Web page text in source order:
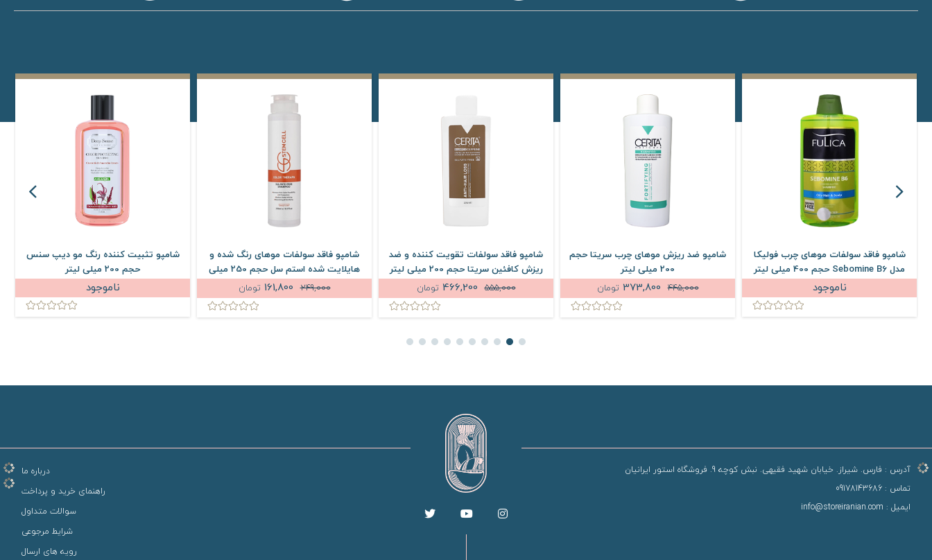
شامپو فاقد سولفات موهای چرب فولیکا
مدل Sebomine B6 حجم 400 میلی لیتر
ناموجود
شامپو ضد ریزش موهای چرب سریتا حجم
200 میلی لیتر
445,000
تومان
شامپو فاقد سولفات تقویت کننده و ضد
ریزش کافئین سریتا حجم 200 میلی لیتر
555,000
تومان
شامپو فاقد سولفات موهای رنگ شده و
هایلایت شده استم سل حجم 250 میلی
لیتر
249,000 تومان
شامپو تثبیت کننده رنگ مو دیپ سنس
حجم 200 میلی لیتر
ناموجود
آدرس : فارس. شیراز. خیابان شهید فقیهی. نبش کوچه 9. فروشگاه استور ایرانیان
تماس : 09178143686
ایمیل : info@storeiranian.com
درباره ما
راهنمای خرید و پرداخت
سوالات متداول
شرایط مرجوعی
رویه های ارسال